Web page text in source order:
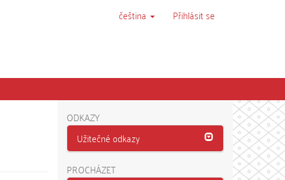
čeština Přihlásit se
ODKAZY
Užitečné odkazy
PROCHÁZET